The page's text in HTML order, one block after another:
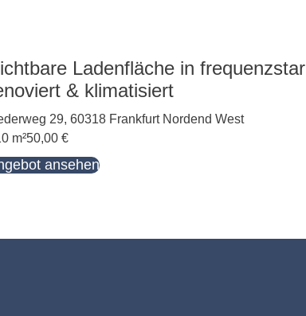
Ladenfläche in
& klimatisiert
29, 60318 Frankfurt Nordend West
m²50,00 €
ansehen